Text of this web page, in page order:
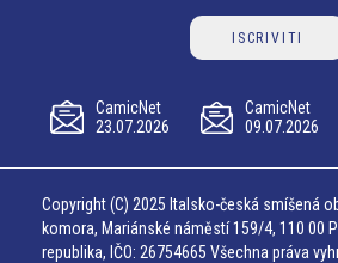
ISCRIVITI
CamicNet
23.07.2026
CamicNet
09.07.2026
Copyright (C) 2025 Italsko-česká smíšená
komora, Mariánské náměstí 159/4, 110 00
republika, IČO: 26754665 Všechna práva